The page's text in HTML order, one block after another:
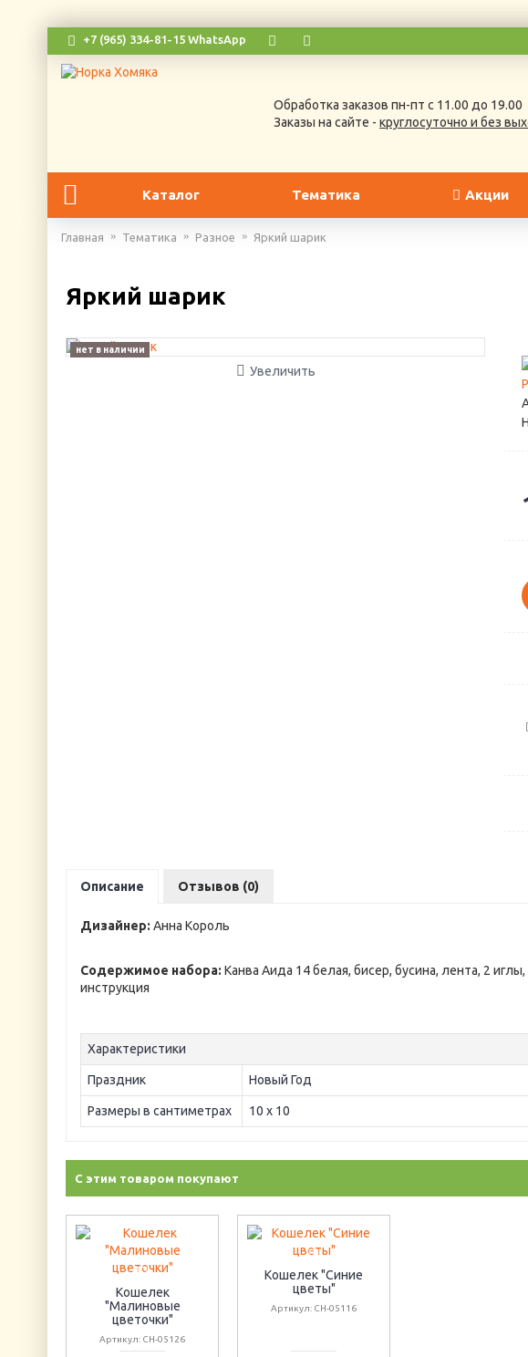
+7 (965) 334-81-15 WhatsApp
Обработка заказов пн-пт с 11.00 до 19.00
Заказы на сайте - круглосуточно и без
Каталог Тематика Акции
Главная Тематика Разное Яркий шарик
Яркий шарик
нет в наличии
Увеличить
Описание Отзывов (0)
Дизайнер: Анна Король
Содержимое набора: Канва Аида 14 белая, бисер, бусина, лента, 2
инструкция
Характеристики
Праздник Новый Год
Размеры в сантиметрах 10 х 10
С этим товаром покупают
Кошелек
"Малиновые
цветочки"
Артикул: CH-05126
Кошелек "Синие
цветы"
Артикул: CH-05116